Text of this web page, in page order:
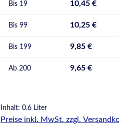
Bis 19 10,45 €
Bis 99 10,25 €
Bis 199 9,85 €
Ab 200 9,65 €
Inhalt: 0.6 Liter
Preise inkl. MwSt. zzgl.